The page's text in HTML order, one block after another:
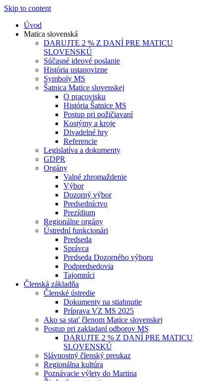
Skip to content
Úvod
Matica slovenská
DARUJTE 2 % Z DANÍ PRE MATICU
SLOVENSKÚ
Súčasné ideové poslanie
História ustanovizne
Symboly MS
Šatnica Matice slovenskej
O pracovisku
História Šatnice MS
Postup pri požičiavaní
Kostýmy a kroje
Divadelné hry
Referencie
Legislatíva a dokumenty
GDPR
Orgány
Valné zhromaždenie
Výbor
Dozorný výbor
Predsedníctvo
Prezídium
Regionálne orgány
Ústrední funkcionári
Predseda
Správca
Predseda Dozorného výboru
Podpredsedovia
Tajomníci
Členská základňa
Členské ústredie
Dokumenty na stiahnutie
Príprava VZ MS 2025
Ako sa stať členom Matice slovenskej
Postup pri zakladaní odborov MS
DARUJTE 2 % Z DANÍ PRE MATICU
SLOVENSKÚ
Slávnostný členský preukaz
Regionálna kultúra
Poznávacie výlety do Martina